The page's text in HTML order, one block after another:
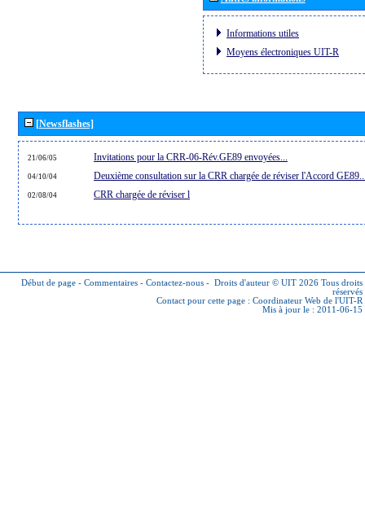
Informations utiles
Moyens électroniques UIT-R
[Newsflashes]
21/06/05 Invitations pour la CRR-06-Rév.GE89 envoyées...
04/10/04 Deuxième consultation sur la CRR chargée de réviser l'Accord
02/08/04 CRR chargée de réviser l
Début de page - Commentaires - Contactez-nous - Droits d'auteur © UIT 2026 Tous droits
réservés
Contact pour cette page : Coordinateur Web de l'UIT-R
Mis à jour le : 2011-06-15